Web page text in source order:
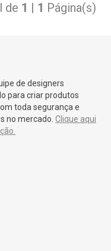
de 1 | 1 Página(s)
de designers
para criar produtos
toda segurança e
no mercado. Clique aqui